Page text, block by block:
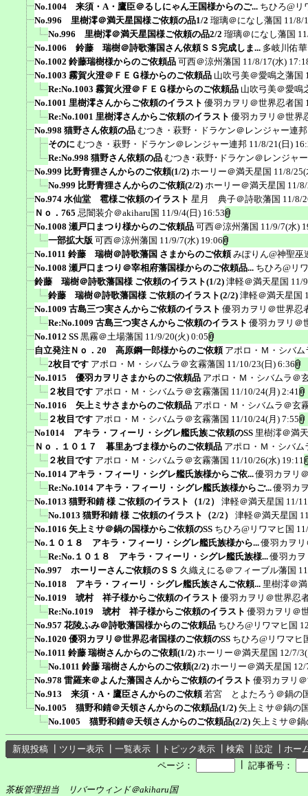
No.1004 来須・A・鷹臣＠るしにゃん王国様からのご... ちひろ@リ
No.996 里樹澪＠満天星国様ご依頼の品1/2 瑠璃＠になし藩国 11/8/
No.996 里樹澪＠満天星国様ご依頼の品2/2 瑠璃＠になし藩国
No.1006 鈴藤 瑞樹＠詩歌藩国さん依頼ＳＳ完成しま... 多岐川佑
No.1002 鈴藤瑞樹様からのご依頼品 可西＠涼州藩国 11/8/17(水)
No.1003 霧賀火澄＠ＦＥＧ様からのご依頼品 山吹弓美＠愛鳴之藩国
Re:No.1003 霧賀火澄＠ＦＥＧ様からのご依頼品 山吹弓美＠愛鳴
No.1001 里樹澪さんからご依頼のイラスト 優羽カヲリ＠世界忍者国
Re:No.1001 里樹澪さんからご依頼のイラスト 優羽カヲリ＠世界
No.998 猫野さん依頼の品 むつき・萩野・ドラケン＠レンジャー連邦
そのに むつき・萩野・ドラケン＠レンジャー連邦 11/8/21(日)
Re:No.998 猫野さん依頼の品 むつき･萩野･ドラケン＠レンジャ
No.999 比野青狸さんからのご依頼(1/2) ホーリー＠満天星国 11/8/
No.999 比野青狸さんからのご依頼(2/2) ホーリー＠満天星国 11/
No.974 水仙堂 雹様ご依頼のイラスト 星月 典子＠詩歌藩国 11/8/
Ｎｏ．765 忌闇装介＠akiharu国 11/9/4(日) 16:53
No.1008 瀬戸口まつり様からのご依頼品 可西＠涼州藩国 11/9/7(水)
一部拡大版 可西＠涼州藩国 11/9/7(水) 19:06
No.1011 鈴藤 瑞樹＠詩歌藩国 さまからのご依頼 みぽりん@神聖巫
No.1008 瀬戸口まつり＠宰相府藩国様からのご依頼品... ちひろ@リ
鈴藤 瑞樹＠詩歌藩国様 ご依頼のイラスト(1/2) 津軽＠満天星国 11/
鈴藤 瑞樹＠詩歌藩国様 ご依頼のイラスト(2/2) 津軽＠満天星国
No.1009 古島三つ実さんからご依頼のイラスト 優羽カヲリ＠世界忍
Re:No.1009 古島三つ実さんからご依頼のイラスト 優羽カヲリ＠
No.1012 SS 黒霧＠土場藩国 11/9/20(火) 0:05
自立発注Ｎｏ．20 高原鋼一郎様からのご依頼 アポロ・Ｍ・シバ
2枚目です アポロ・Ｍ・シバムラ＠玄霧藩国 11/10/23(日) 6:36
No.1015 優羽カヲリさまからのご依頼品 アポロ・Ｍ・シバムラ＠
２枚目です アポロ・Ｍ・シバムラ＠玄霧藩国 11/10/24(月) 2:41
No.1016 矢上ミサさまからのご依頼品 アポロ・Ｍ・シバムラ＠玄
２枚目です アポロ・Ｍ・シバムラ＠玄霧藩国 11/10/24(月) 7:55
No1014 アキラ・フィーリ・シグレ艦氏族ご依頼のSS 里樹澪＠満
Ｎｏ．１０１７ 暮里あづま様からのご依頼品 アポロ・Ｍ・シバム
２枚目です アポロ・Ｍ・シバムラ＠玄霧藩国 11/10/26(水) 19:11
No.1014 アキラ・フィーリ・シグレ艦氏族様からご依... 優羽カヲリ
Re:No.1014 アキラ・フィーリ・シグレ艦氏族様からご... 優羽カ
No.1013 猫野和錆 様 ご依頼のイラスト（1/2）
津軽＠満天星国 11/
No.1013 猫野和錆 様 ご依頼のイラスト（2/2）
津軽＠満天星国
No.1016 矢上ミサ＠鍋の国様からご依頼のSS ちひろ@リワマヒ国
No.１０１８ アキラ・フィーリ・シグレ艦氏族様から... 優羽カヲ
Re:No.１０１８ アキラ・フィーリ・シグレ艦氏族様... 優羽カ
No.997 ホーリーさんご依頼のＳＳ 久織えにる＠フィーブル藩国
No.1018 アキラ・フィーリ・シグレ艦氏族さんご依頼... 里樹澪＠
No.1019 琥村 祥子様からご依頼のイラスト 優羽カヲリ＠世界忍
Re:No.1019 琥村 祥子様からご依頼のイラスト 優羽カヲリ＠
No.957 花陵ふみ＠詩歌藩国様からのご依頼品 ちひろ@リワマヒ国
No.1020 優羽カヲリ＠世界忍者国様のご依頼のSS ちひろ@リワマヒ
No.1011 鈴藤 瑞樹さんからのご依頼(1/2) ホーリー＠満天星国 12/7/
No.1011 鈴藤 瑞樹さんからのご依頼(2/2) ホーリー＠満天星国 12/
No.978 雷羅来＠よんた藩国さんからご依頼のイラスト 優羽カヲリ
No.913 来須・A・鷹臣さんからのご依頼 若宮 とよたろう＠鍋の
No.1005 猫野和錆＠天領さんからのご依頼品(1/2) 矢上ミサ＠鍋の
No.1005 猫野和錆＠天領さんからのご依頼品(2/2) 矢上ミサ＠鍋
新規投稿 ツリー表示 一覧表示 トピック表示 検索 設定
ホー
ページ：
記事番号：
茶板管理担当 リバーウィンド＠akiharu国